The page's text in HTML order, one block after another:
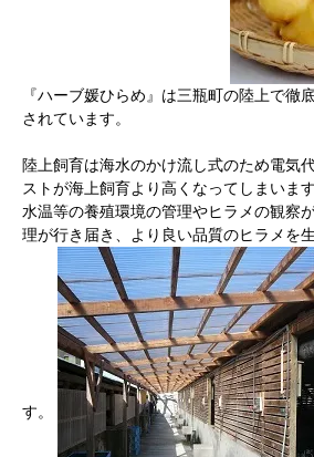
『ハーブ媛ひらめ』は三瓶町の陸上で徹
されています。
陸上飼育は海水のかけ流し式のため電気
ストが海上飼育より高くなってしまいます
水温等の養殖環境の管理やヒラメの観察
理が行き届き、より良い品質のヒラメを
す。